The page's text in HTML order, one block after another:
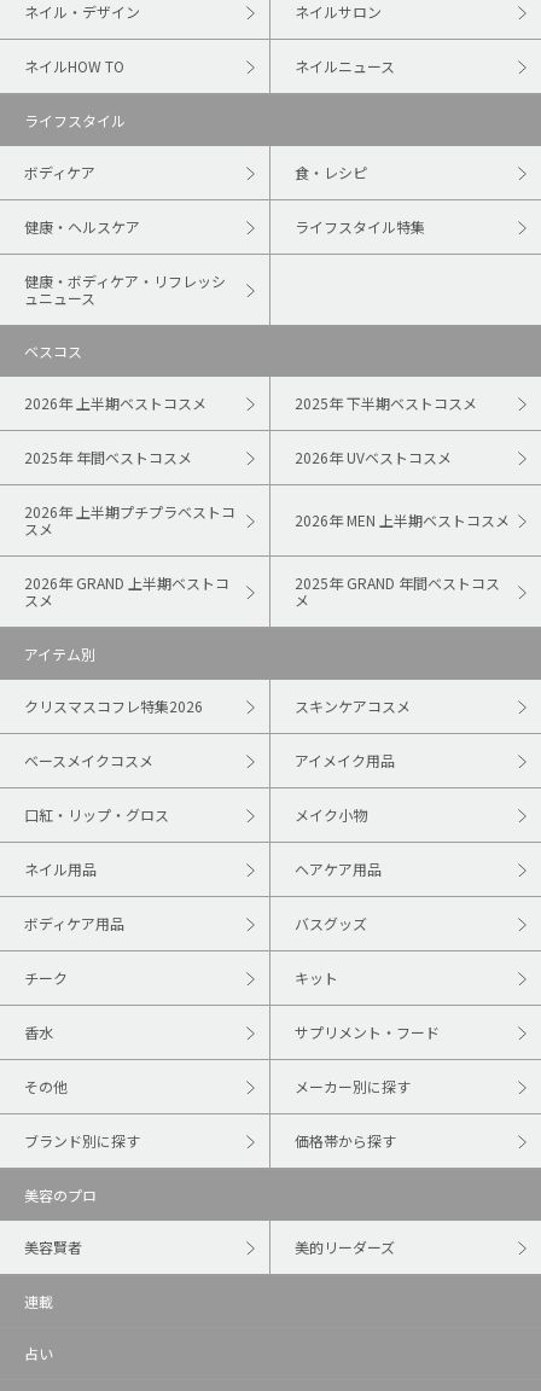
ネイル・デザイン ネイルサロン
ネイルHOW TO ネイルニュース
ライフスタイル
ボディケア 食・レシピ
健康・ヘルスケア ライフスタイル特集
健康・ボディケア・リフレッシ
ュニュース
ベスコス
2026年 上半期ベストコスメ 2025年 下半期ベストコスメ
2025年 年間ベストコスメ 2026年 UVベストコスメ
2026年 上半期プチプラベストコ
スメ
2026年 MEN 上半期ベストコスメ
2026年 GRAND 上半期ベストコ
スメ
2025年 GRAND 年間ベストコス
メ
アイテム別
クリスマスコフレ特集2026 スキンケアコスメ
ベースメイクコスメ アイメイク用品
口紅・リップ・グロス メイク小物
ネイル用品 ヘアケア用品
ボディケア用品 バスグッズ
チーク キット
香水 サプリメント・フード
その他 メーカー別に探す
ブランド別に探す 価格帯から探す
美容のプロ
美容賢者 美的リーダーズ
連載
占い